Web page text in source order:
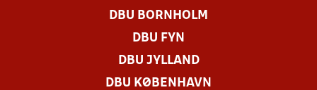
DBU BORNHOLM
DBU FYN
DBU JYLLAND
DBU KØBENHAVN